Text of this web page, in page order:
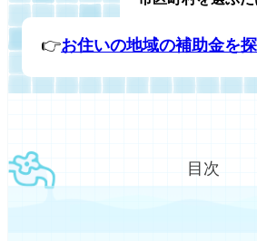
👉お住いの地域の補助金を
目次